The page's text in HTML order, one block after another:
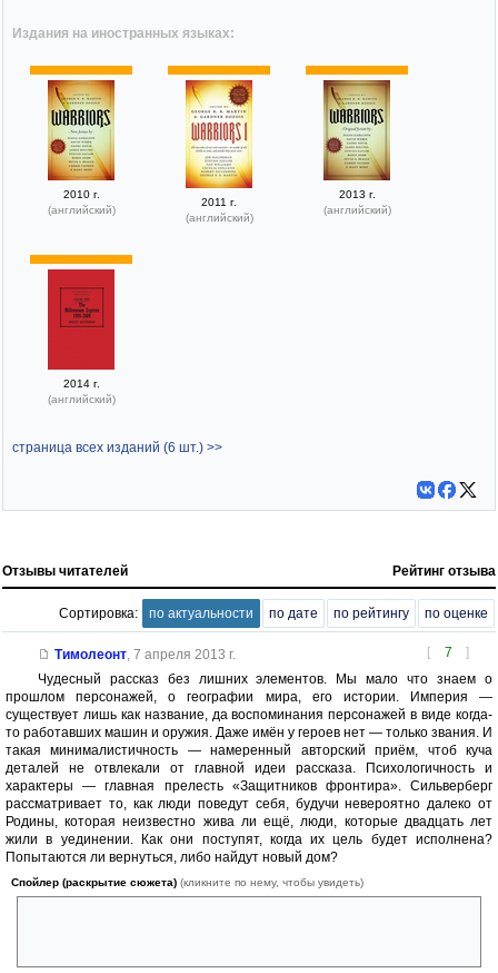
Издания на иностранных языках:
2010 г.
(английский)
2011 г.
(английский)
2013 г.
(английский)
2014 г.
(английский)
страница всех изданий (6 шт.) >>
Отзывы читателей Рейтинг отзыва
Сортировка: по актуальности по дате по рейтингу по оценке
[ 7 ]
Тимолеонт, 7 апреля 2013 г.
Чудесный рассказ без лишних элементов. Мы мало что знаем о
прошлом персонажей, о географии мира, его истории. Империя —
существует лишь как название, да воспоминания персонажей в виде когда-
то работавших машин и оружия. Даже имён у героев нет — только звания. И
такая минималистичность — намеренный авторский приём, чтоб куча
деталей не отвлекали от главной идеи рассказа. Психологичность и
характеры — главная прелесть «Защитников фронтира». Сильверберг
рассматривает то, как люди поведут себя, будучи невероятно далеко от
Родины, которая неизвестно жива ли ещё, люди, которые двадцать лет
жили в уединении. Как они поступят, когда их цель будет исполнена?
Попытаются ли вернуться, либо найдут новый дом?
Спойлер (раскрытие сюжета) (кликните по нему, чтобы увидеть)